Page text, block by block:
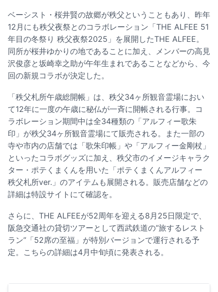
ベーシスト・桜井賢の故郷が秩父ということもあり、昨年
12月にも秩父夜祭とのコラボレーション「THE ALFEE 51
年目の冬祭り 秩父夜祭2025」を展開したTHE ALFEE。
同所が桜井ゆかりの地であることに加え、メンバーの高見
沢俊彦と坂崎幸之助が午年生まれであることなどから、今
回の新規コラボが決定した。
「秩父札所午歳総開帳」は、秩父34ヶ所観音霊場におい
て12年に一度の午歳に秘仏が一斉に開帳される行事。コ
ラボレーション期間中は全34種類の「アルフィー歌朱
印」が秩父34ヶ所観音霊場にて販売される。また一部の
寺や市内の店舗では「歌朱印帳」や「アルフィー金剛杖」
といったコラボグッズに加え、秩父市のイメージキャラク
ター・ポテくまくんを用いた「ポテくまくんアルフィー
秩父札所ver.」のアイテムも展開される。販売店舗などの
詳細は特設サイトにて確認を。
さらに、THE ALFEEが52周年を迎える8月25日限定で、
阪急交通社の貸切ツアーとして西武鉄道の“旅するレスト
ラン”「52席の至福」が特別バージョンで運行される予
定。こちらの詳細は4月中旬頃に発表される。